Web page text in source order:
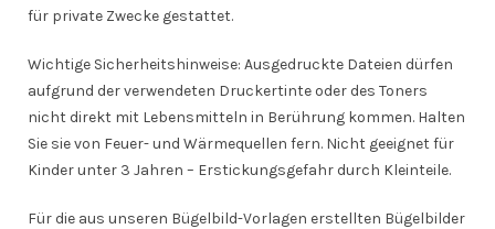
für private Zwecke gestattet.
Wichtige Sicherheitshinweise: Ausgedruckte Dateien dürfen
aufgrund der verwendeten Druckertinte oder des Toners
nicht direkt mit Lebensmitteln in Berührung kommen. Halten
Sie sie von Feuer- und Wärmequellen fern. Nicht geeignet für
Kinder unter 3 Jahren – Erstickungsgefahr durch Kleinteile.
Für die aus unseren Bügelbild-Vorlagen erstellten Bügelbilder